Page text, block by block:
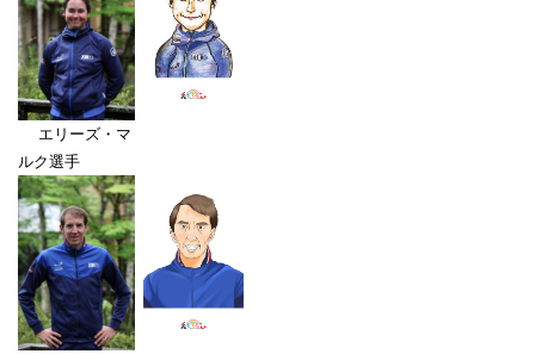
エリーズ・マ
ルク選手